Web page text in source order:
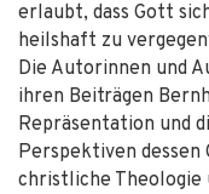
erlaubt, dass Gott
heilshaft zu
Die Autorinnen und
ihren Beiträgen
Repräsentation und
Perspektiven dessen
christliche Theologie